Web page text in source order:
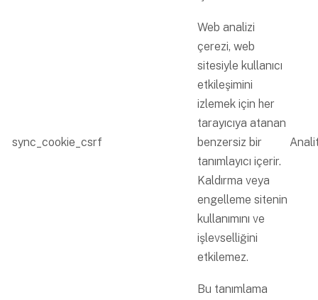
sync_cookie_csrf
Web analizi
çerezi, web
sitesiyle kullanıcı
etkileşimini
izlemek için her
tarayıcıya atanan
benzersiz bir
tanımlayıcı içerir.
Kaldırma veya
engelleme sitenin
kullanımını ve
işlevselliğini
etkilemez.
Bu tanımlama